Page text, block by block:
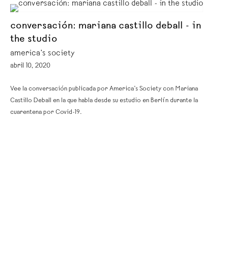
conversación: mariana castillo deball - in
the studio
america’s society
abril 10, 2020
Vee la conversación publicada por America’s Society con Mariana
Castillo Deball en la que habla desde su estudio en Berlín durante la
cuarentena por Covid-19.